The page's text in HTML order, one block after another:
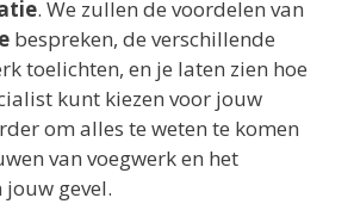
. We zullen de voordelen van
bespreken, de verschillende
toelichten, en je laten zien hoe
kunt kiezen voor jouw
om alles te weten te komen
van voegwerk en het
gevel.